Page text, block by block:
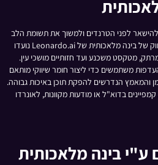
להישאר לפני הטרנדים ולמשוך את תשומת הלב
של הקהל הוא חשוב ביותר. כלי השיווק של בינה מלאכותית של Leonardo.ai נועדו
מטקסט משכנע ועד חזותיים מושכי עין.
משתמשים כדי ליצור חומר שיווקי מותאם
והמאמץ הנדרשים להפקת תוכן באיכות גבוהה.
בדוא"ל או מודעות מקוונות, לאונרדו
ע"י בינה מלאכותית